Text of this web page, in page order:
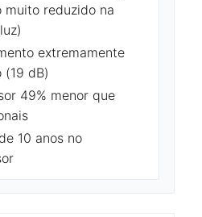
muito reduzido na
extremamente
(19 dB)
49% menor que
10 anos no